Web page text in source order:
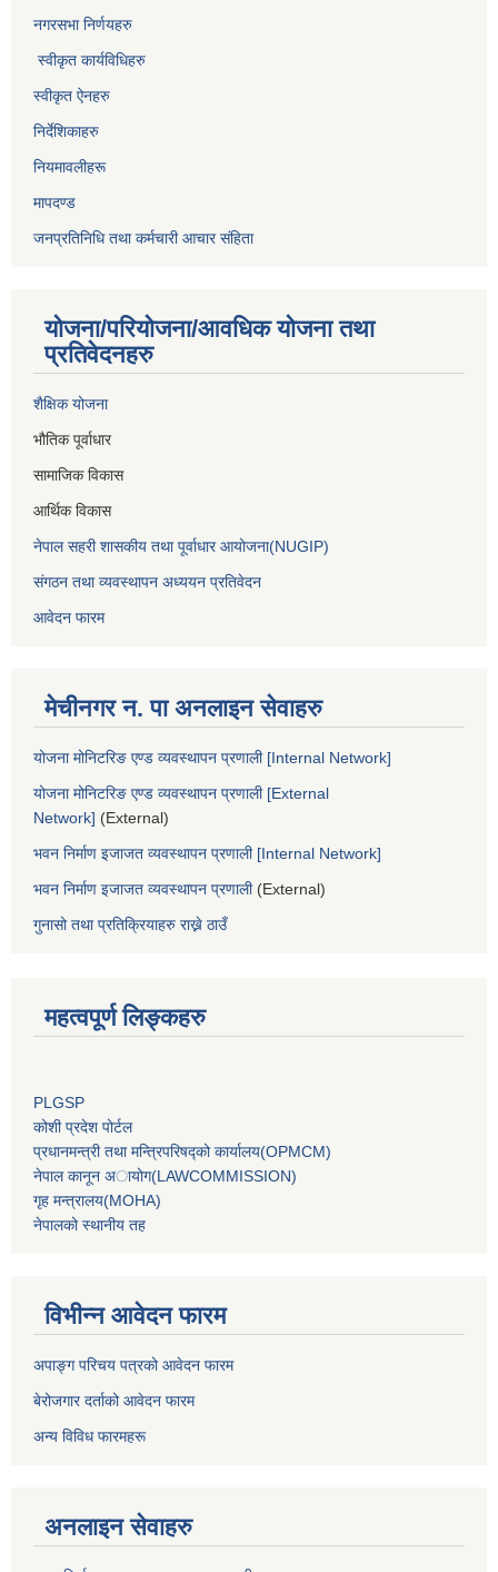
नगरसभा निर्णयहरु
स्वीकृत कार्यविधिहरु
स्वीकृत ऐनहरु
निर्देशिकाहरु
नियमावलीहरू
मापदण्ड
जनप्रतिनिधि तथा कर्मचारी आचार संहिता
योजना/परियोजना/आवधिक योजना तथा
प्रतिवेदनहरु
शैक्षिक योजना
भौतिक पूर्वाधार
सामाजिक विकास
आर्थिक विकास
नेपाल सहरी शासकीय तथा पूर्वाधार आयोजना(NUGIP)
संगठन तथा व्यवस्थापन अध्ययन प्रतिवेदन
आवेदन फारम
मेचीनगर न. पा अनलाइन सेवाहरु
योजना मोनिटरिङ एण्ड व्यवस्थापन प्रणाली [Internal Network]
योजना मोनिटरिङ एण्ड व्यवस्थापन प्रणाली [External
Network] (External)
भवन निर्माण इजाजत व्यवस्थापन प्रणाली [Internal Network]
भवन निर्माण इजाजत व्यवस्थापन प्रणाली(External)
गुनासो तथा प्रतिक्रियाहरु राख्ने ठाउँ
महत्वपूर्ण लिङ्कहरु
PLGSP
कोशी प्रदेश पोर्टल
प्रधानमन्‍त्री तथा मन्‍त्रिपरिषद्को कार्यालय(OPMCM)
नेपाल कानून अायोग(LAWCOMMISSION)
गृह मन्‍त्रालय(MOHA)
नेपालको स्थानीय तह
विभीन्न आवेदन फारम
अपाङ्ग परिचय पत्रको आवेदन फारम
बेरोजगार दर्ताको आवेदन फारम
अन्य विविध फारमहरू
अनलाइन सेवाहरु